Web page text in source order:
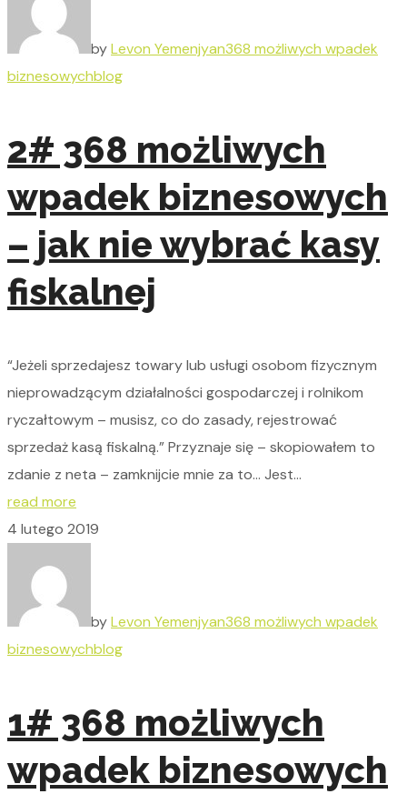
byLevon Yemenjyan368 możliwych wpadek
biznesowychblog
2# 368 możliwych
wpadek biznesowych
– jak nie wybrać kasy
fiskalnej
“Jeżeli sprzedajesz towary lub usługi osobom fizycznym
nieprowadzącym działalności gospodarczej i rolnikom
ryczałtowym – musisz, co do zasady, rejestrować
sprzedaż kasą fiskalną.” Przyznaje się – skopiowałem to
zdanie z neta – zamknijcie mnie za to… Jest...
read more
4 lutego 2019
byLevon Yemenjyan368 możliwych wpadek
biznesowychblog
1# 368 możliwych
wpadek biznesowych